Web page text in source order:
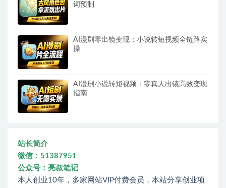
词预制
AI漫剧零出镜变现：小说转短视频全链路实
操
AI漫剧小说转短视频：零真人出镜高效变现
指南
站长简介
微信：51387951
公众号：亮叔笔记
本人创业10年，多家网站VIP付费会员，本站分享创业项